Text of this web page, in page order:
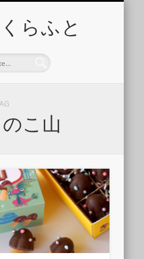
らふと
こ山